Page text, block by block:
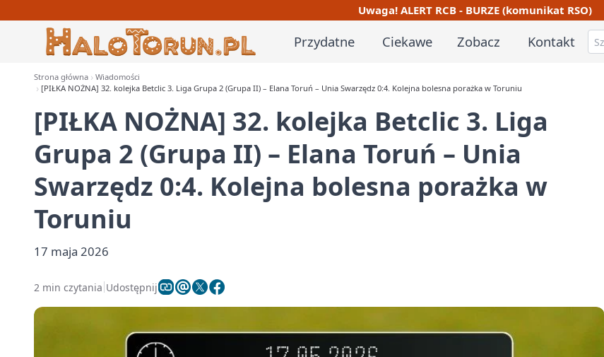
Uwaga! ALERT RCB - BURZE (komunikat RSO)
Przydatne Ciekawe Zobacz Kontakt
Strona główna
Wiadomości
[PIŁKA NOŻNA] 32. kolejka Betclic 3. Liga Grupa 2 (Grupa II) – Elana Toruń – Unia Swarzędz 0:4. Kolejna bolesna porażka w Toruniu
[PIŁKA NOŻNA] 32. kolejka Betclic 3. Liga
Grupa 2 (Grupa II) – Elana Toruń – Unia
Swarzędz 0:4. Kolejna bolesna porażka w
Toruniu
17 maja 2026
2 min czytania Udostępnij